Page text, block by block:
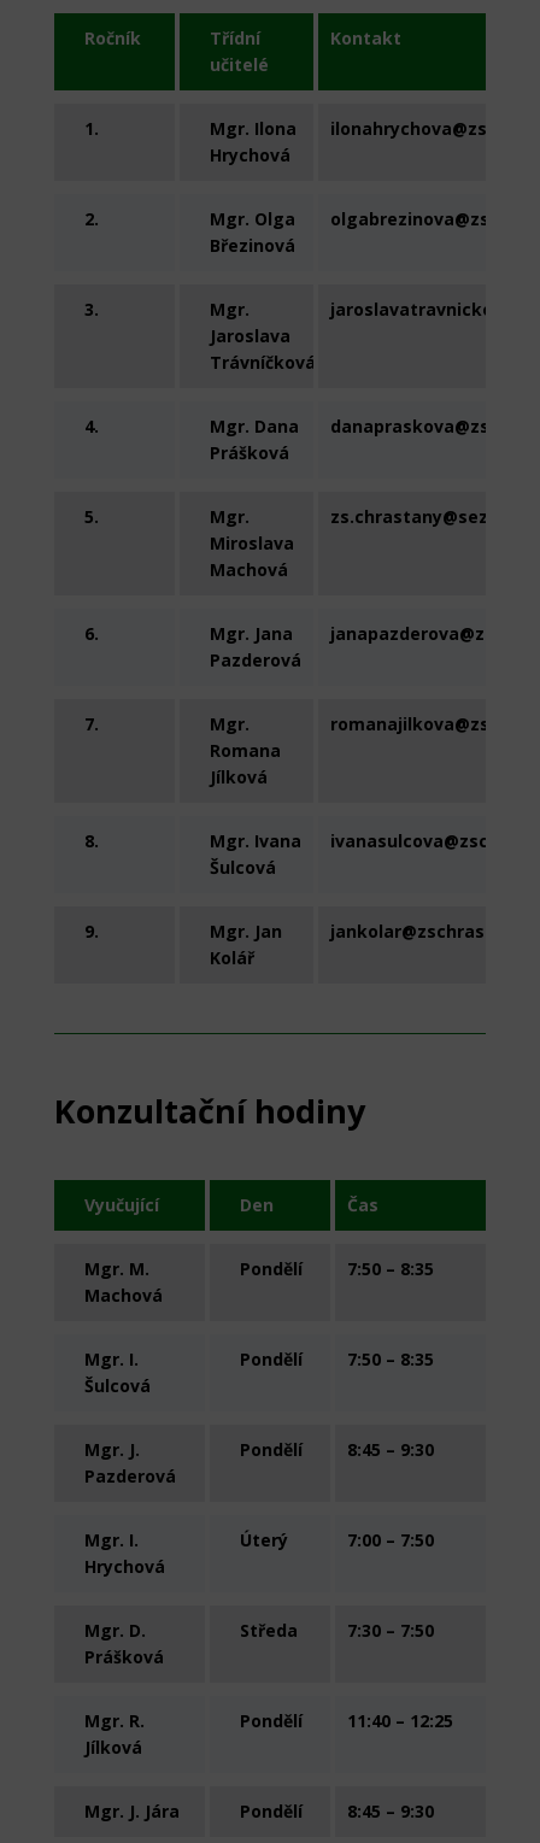
Ročník
Třídní
učitelé
Kontakt
1.
Mgr. Ilona
Hrychová
2.
Mgr. Olga
Březinová
3.
Mgr.
Jaroslava
Trávníčková
4.
Mgr. Dana
Prášková
5.
Mgr.
Miroslava
Machová
6.
Mgr. Jana
Pazderová
7.
Mgr.
Romana
Jílková
8.
Mgr. Ivana
Šulcová
9.
Mgr. Jan
Kolář
Konzultační hodiny
Vyučující Den Čas
Mgr. M.
Machová
Pondělí 7:50 – 8:35
Mgr. I.
Šulcová
Pondělí 7:50 – 8:35
Mgr. J.
Pazderová
Pondělí 8:45 – 9:30
Mgr. I.
Hrychová
Úterý 7:00 – 7:50
Mgr. D.
Prášková
Středa 7:30 – 7:50
Mgr. R.
Jílková
Pondělí 11:40 – 12:25
Mgr. J. Jára Pondělí 8:45 – 9:30